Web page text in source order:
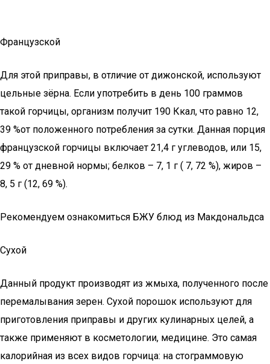
Французской
Для этой приправы, в отличие от дижонской, используют
цельные зёрна. Если употребить в день 100 граммов
такой горчицы, организм получит 190 Ккал, что равно 12,
39 %от положенного потребления за сутки. Данная порция
французской горчицы включает 21,4 г углеводов, или 15,
29 % от дневной нормы; белков – 7, 1 г ( 7, 72 %), жиров –
8, 5 г (12, 69 %).
Рекомендуем ознакомиться БЖУ блюд из Макдональдса
Сухой
Данный продукт производят из жмыха, полученного после
перемалывания зерен. Сухой порошок используют для
приготовления приправы и других кулинарных целей, а
также применяют в косметологии, медицине. Это самая
калорийная из всех видов горчица: на стограммовую